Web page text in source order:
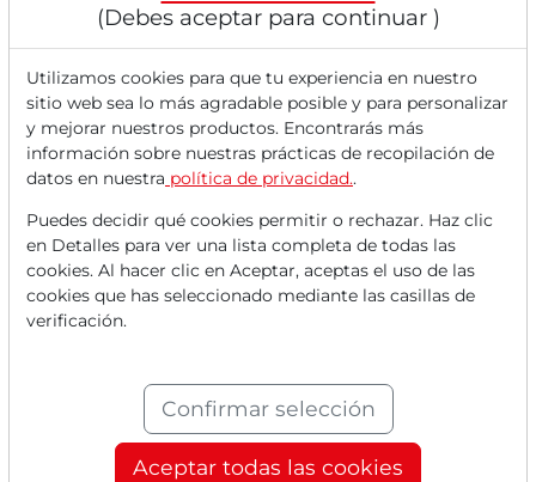
Polymarket...
01/12/2025 a las 11 h
CME Group: ¡Volumen récord, boom cripto y
Durante cinco días consecutivos, los índices de EE. UU.
lograron cerrar la jornada de negociación...
(Debes aceptar para continuar )
Utilizamos cookies para que tu experiencia en nuestro
sitio web sea lo más agradable posible y para personalizar
y mejorar nuestros productos. Encontrarás más
información sobre nuestras prácticas de recopilación de
datos en nuestra política de privacidad..
Puedes decidir qué cookies permitir o rechazar. Haz clic
en Detalles para ver una lista completa de todas las
cookies. Al hacer clic en Aceptar, aceptas el uso de las
cookies que has seleccionado mediante las casillas de
verificación.
Confirmar selección
Aceptar todas las cookies